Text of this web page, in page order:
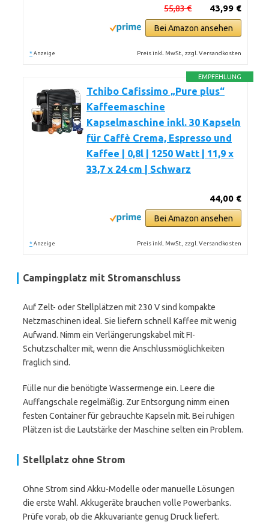
43,99 €
55,83 €
Bei Amazon ansehen
* Anzeige Preis inkl. MwSt., zzgl. Versandkosten
EMPFEHLUNG
Tchibo Cafissimo „Pure plus“
Kaffeemaschine
Kapselmaschine inkl. 30 Kapseln
für Caffè Crema, Espresso und
Kaffee | 0,8l | 1250 Watt | 11,9 x
33,7 x 24 cm | Schwarz
44,00 €
Bei Amazon ansehen
* Anzeige Preis inkl. MwSt., zzgl. Versandkosten
Campingplatz mit Stromanschluss
Auf Zelt- oder Stellplätzen mit 230 V sind kompakte
Netzmaschinen ideal. Sie liefern schnell Kaffee mit wenig
Aufwand. Nimm ein Verlängerungskabel mit FI-
Schutzschalter mit, wenn die Anschlussmöglichkeiten
fraglich sind.
Fülle nur die benötigte Wassermenge ein. Leere die
Auffangschale regelmäßig. Zur Entsorgung nimm einen
festen Container für gebrauchte Kapseln mit. Bei ruhigen
Plätzen ist die Lautstärke der Maschine selten ein Problem.
Stellplatz ohne Strom
Ohne Strom sind Akku-Modelle oder manuelle Lösungen
die erste Wahl. Akkugeräte brauchen volle Powerbanks.
Prüfe vorab, ob die Akkuvariante genug Druck liefert.